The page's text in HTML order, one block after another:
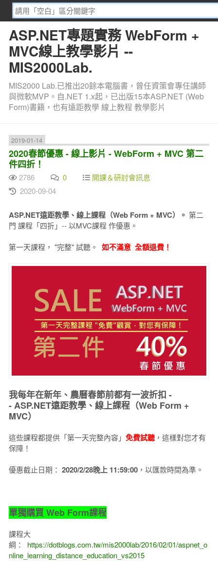
ASP.NET專題實務 WebForm +
MVC線上教學影片 --
MIS2000Lab.
MIS2000 Lab.已推出20餘本電腦書，曾任資策會專任講師
與微軟MVP。自.NET 1.x起，已出版15本ASP.NET (Web
Form)書籍，也有遠距教學 線上教程 教學影片
2019-01-14
2020春節優惠 - 線上影片 - WebForm + MVC 第二
件四折！
2786 0
開課＆研討會訊息
2020-09-04
ASP.NET遠距教學、線上課程（Web Form + MVC）。 第二
門 課程「四折」-- 以MVC課程 作優惠。
第一天課程， "完整" 試聽。 如不滿意 全額退費！
我每年在新年、農曆春節前都有一波折扣 -
- ASP.NET遠距教學、線上課程（Web Form +
MVC）
這些課程都提供「第一天完整內容」 免費試聽，這樣對您才有
保障！
優惠截止日期： 2020/2/28晚上 11:59:00，以匯款時間為準。
單獨購買 Web Form課程
課程大
綱： https://dotblogs.com.tw/mis2000lab/2016/02/01/aspnet_o
nline_learning_distance_education_vs2015